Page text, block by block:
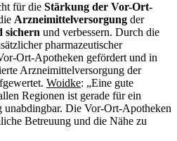
für die Stärkung der Vor-Ort-
Arzneimittelversorgung der
sichern und verbessern. Durch die
pharmazeutischer
Ort-Apotheken gefördert und in
Arzneimittelversorgung der
Woidke: „Eine gute
Regionen ist gerade für ein
unabdingbar. Die Vor-Ort-Apotheken
Betreuung und die Nähe zu